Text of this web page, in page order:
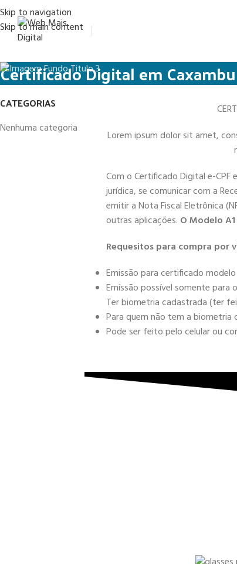
Skip to navigation
Skip to main content
Certificado Digital em Caxambu
CATEGORIAS
Nenhuma categoria
Lorem ipsum dolor sit amet,
Com o Certificado Digital e-CPF
jurídica, se comunicar com a
emitir a Nota Fiscal Eletrônica
outras aplicações. O Modelo
Requesitos para compra por
Emissão para certificado
Emissão possível somente para
Ter biometria cadastrada (ter
Para quem não tem a biometria
Pode ser feito pelo celular ou